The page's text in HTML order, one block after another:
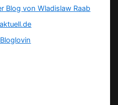
Blog von Wladislaw Raab